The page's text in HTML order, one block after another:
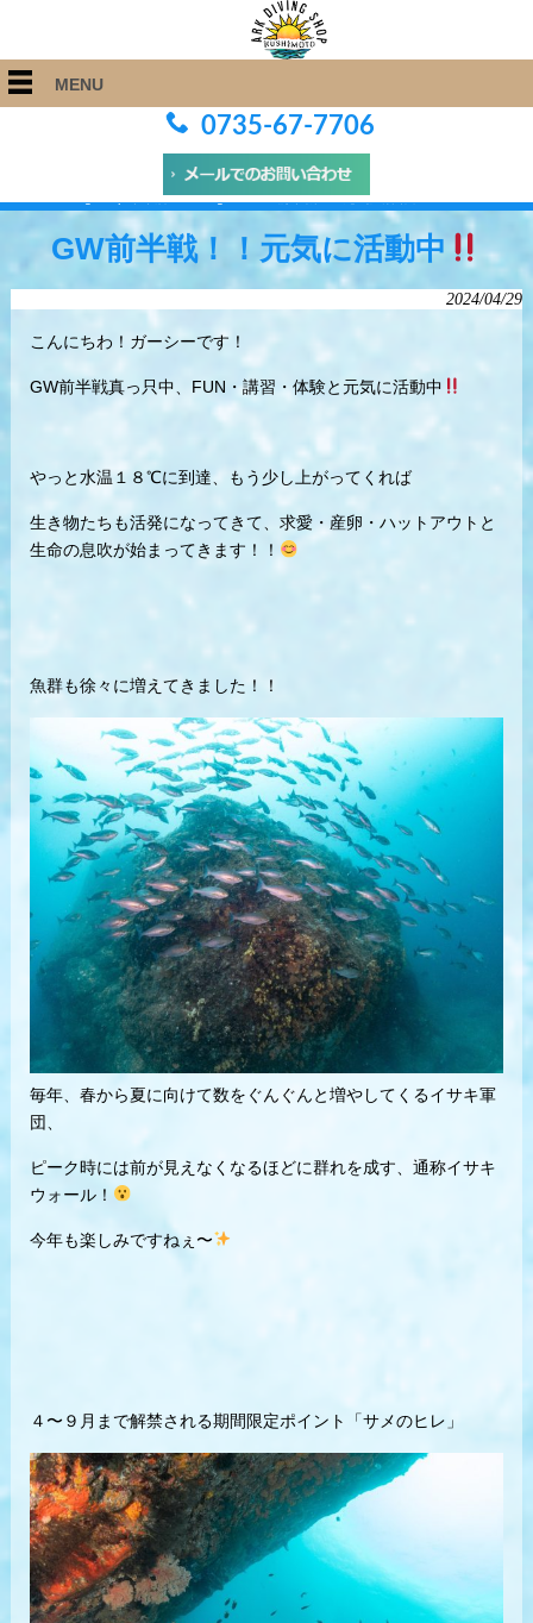
MENU
0735-67-7706
ARK Diving Shop 串本店 > Blog > GW前半戦！！元気に活動中
GW前半戦！！元気に活動中
2024/04/29
こんにちわ！ガーシーです！
GW前半戦真っ只中、FUN・講習・体験と元気に活動中
やっと水温１８℃に到達、もう少し上がってくれば
生き物たちも活発になってきて、求愛・産卵・ハットアウトと
生命の息吹が始まってきます！！
魚群も徐々に増えてきました！！
毎年、春から夏に向けて数をぐんぐんと増やしてくるイサキ軍
団、
ピーク時には前が見えなくなるほどに群れを成す、通称イサキ
ウォール！
今年も楽しみですねぇ〜
４〜９月まで解禁される期間限定ポイント「サメのヒレ」